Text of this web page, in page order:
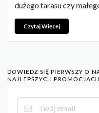
dużego tarasu czy
Czytaj Więcej
DOWIEDZ SIĘ PIERWSZY O
NAJLEPSZYCH